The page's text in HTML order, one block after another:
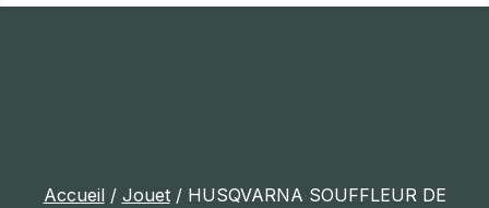
Accueil/ Jouet/ HUSQVARNA SOUFFLEUR DE